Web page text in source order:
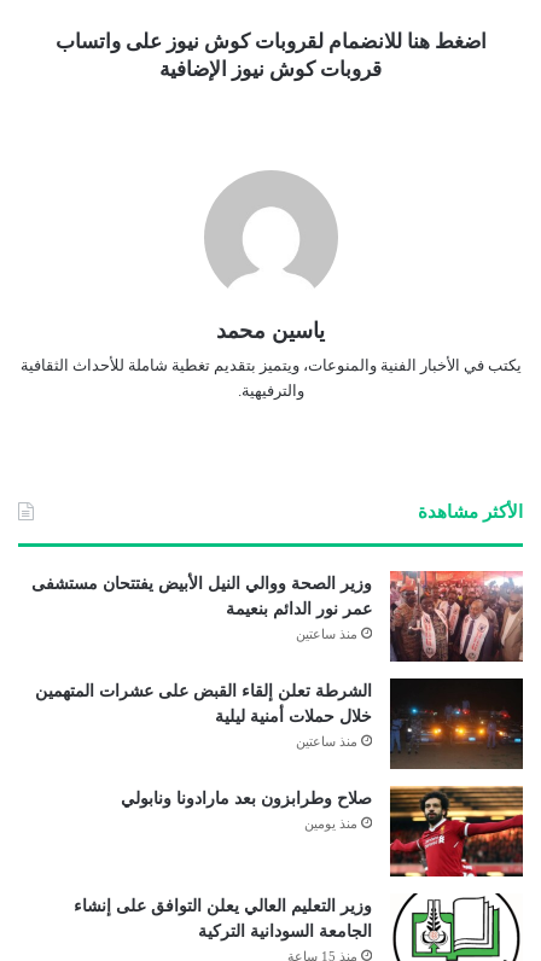
اضغط هنا للانضمام لقروبات كوش نيوز على واتساب
قروبات كوش نيوز الإضافية
ياسين محمد
يكتب في الأخبار الفنية والمنوعات، ويتميز بتقديم تغطية شاملة للأحداث الثقافية
والترفيهية.
الأكثر مشاهدة
وزير الصحة ووالي النيل الأبيض يفتتحان مستشفى
عمر نور الدائم بنعيمة
منذ ساعتين
الشرطة تعلن إلقاء القبض على عشرات المتهمين
خلال حملات أمنية ليلية
منذ ساعتين
صلاح وطرابزون بعد مارادونا ونابولي
منذ يومين
وزير التعليم العالي يعلن التوافق على إنشاء
الجامعة السودانية التركية
منذ 15 ساعة